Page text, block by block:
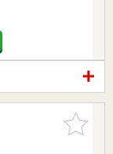
お気に入
りに追加